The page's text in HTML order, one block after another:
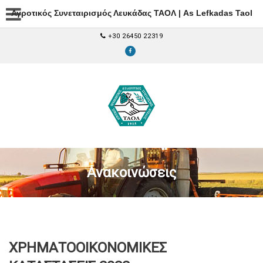
Αγροτικός Συνεταιρισμός Λευκάδας ΤΑΟΛ | As Lefkadas Taol
+30 26450 22319
Ανακοινώσεις
ΧΡΗΜΑΤΟΟΙΚΟΝΟΜΙΚΕΣ